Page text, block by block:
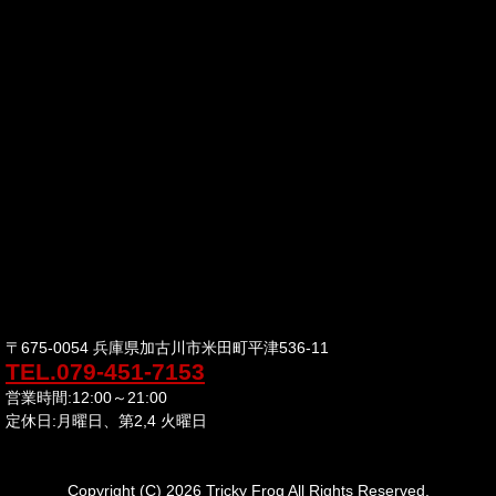
〒675-0054 兵庫県加古川市米田町平津536-11
TEL.079-451-7153
営業時間:12:00～21:00
定休日:月曜日、第2,4 火曜日
Copyright (C) 2026 Tricky Frog All Rights Reserved.